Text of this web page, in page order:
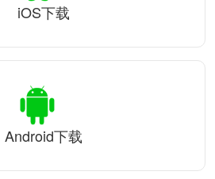
iOS下载
Android下载